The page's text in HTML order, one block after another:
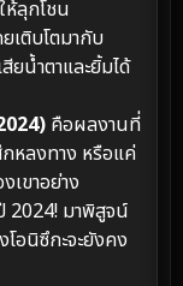
ลุกโชน
เติบโตมากับ
ยน้ำตาและยิ้มได้
คือผลงานที่
หลงทาง หรือแค่
เขาอย่าง
2024! มาพิสูจน์
อนิซึกะจะยังคง